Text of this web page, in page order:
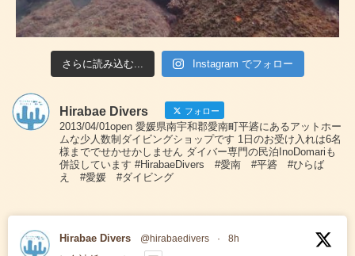
さらに読み込む... Instagram でフォロー
Hirabae Divers フォロー
2013/04/01open 愛媛県南宇和郡愛南町平碆にあるアットホー
ムな少人数制ダイビングショップです 1日のお受け入れは6名
様まででせかせかしません ダイバー専門の民泊InoDomariも
併設しています #HirabaeDivers #愛南 #平碆 #ひらば
え #愛媛 #ダイビング
Hirabae Divers @hirabaedivers · 8h